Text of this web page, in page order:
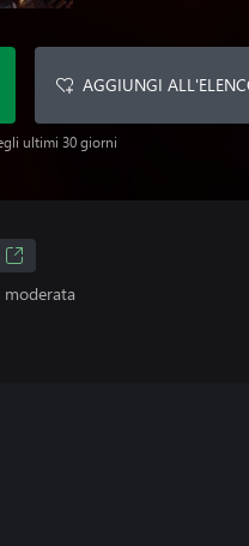
ultimi 30 giorni
AGGIUNGI
moderata